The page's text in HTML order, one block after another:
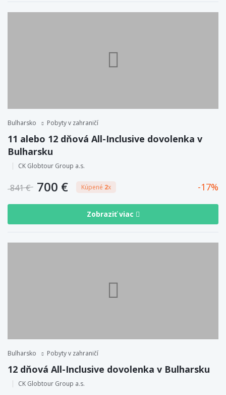
Bulharsko Pobyty v zahraničí
11 alebo 12 dňová All-Inclusive dovolenka v
Bulharsku
CK Globtour Group a.s.
841 € 700 € Kúpené 2x 17
Zobraziť viac
Bulharsko Pobyty v zahraničí
12 dňová All-Inclusive dovolenka v Bulharsku
CK Globtour Group a.s.